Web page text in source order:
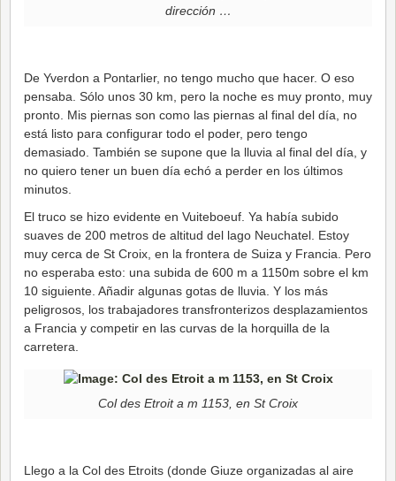
dirección …
De Yverdon a Pontarlier, no tengo mucho que hacer. O eso
pensaba. Sólo unos 30 km, pero la noche es muy pronto, muy
pronto. Mis piernas son como las piernas al final del día, no
está listo para configurar todo el poder, pero tengo
demasiado. También se supone que la lluvia al final del día, y
no quiero tener un buen día echó a perder en los últimos
minutos.
El truco se hizo evidente en Vuiteboeuf. Ya había subido
suaves de 200 metros de altitud del lago Neuchatel. Estoy
muy cerca de St Croix, en la frontera de Suiza y Francia. Pero
no esperaba esto: una subida de 600 m a 1150m sobre el km
10 siguiente. Añadir algunas gotas de lluvia. Y los más
peligrosos, los trabajadores transfronterizos desplazamientos
a Francia y competir en las curvas de la horquilla de la
carretera.
Col des Etroit a m 1153, en St Croix
Llego a la Col des Etroits (donde Giuze organizadas al aire